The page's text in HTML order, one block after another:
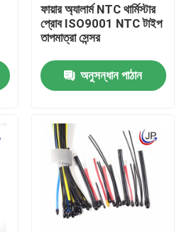
ফায়ার অ্যালার্ম NTC থার্মিস্টার
প্রোব ISO9001 NTC টাইপ
তাপমাত্রা সেন্সর
অনুসন্ধান পাঠান